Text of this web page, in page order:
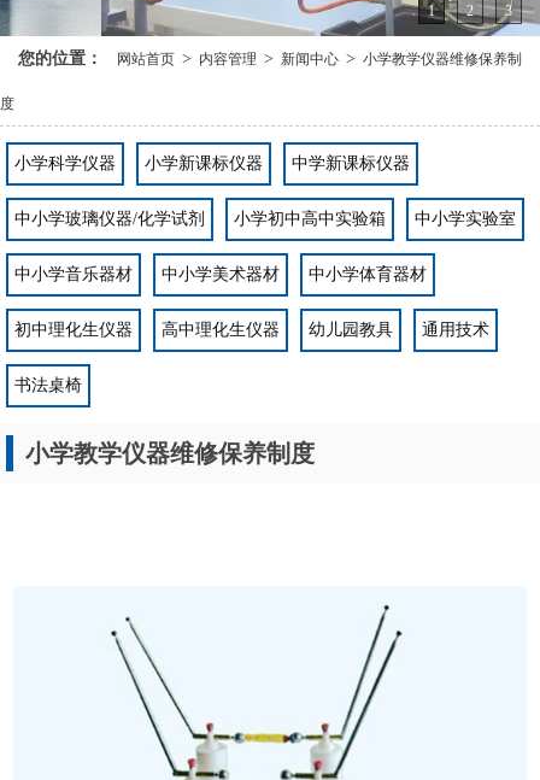
1 2 3
您的位置： 网站首页 > 内容管理 > 新闻中心 > 小学教学仪器维修保养制
度
小学科学仪器 小学新课标仪器 中学新课标仪器
中小学玻璃仪器/化学试剂 小学初中高中实验箱 中小学实验室
中小学音乐器材 中小学美术器材 中小学体育器材
初中理化生仪器 高中理化生仪器 幼儿园教具 通用技术
书法桌椅
小学教学仪器维修保养制度